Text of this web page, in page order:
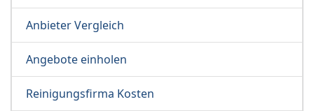
Anbieter Vergleich
Angebote einholen
Reinigungsfirma Kosten